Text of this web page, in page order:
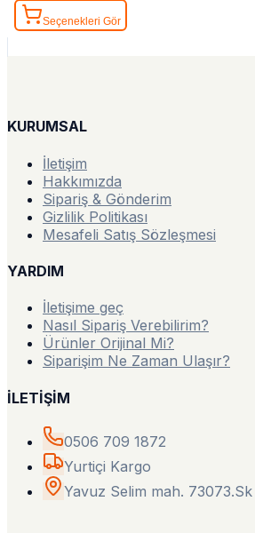
Seçenekleri Gör
KURUMSAL
İletişim
Hakkımızda
Sipariş & Gönderim
Gizlilik Politikası
Mesafeli Satış Sözleşmesi
YARDIM
İletişime geç
Nasıl Sipariş Verebilirim?
Ürünler Orijinal Mi?
Siparişim Ne Zaman Ulaşır?
İLETİŞİM
0506 709 1872
Yurtiçi Kargo
Yavuz Selim mah.